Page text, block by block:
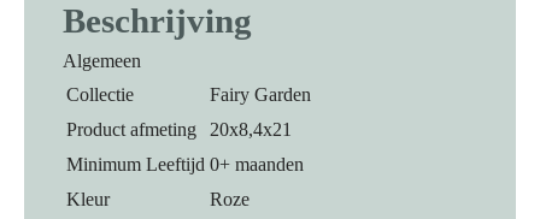
Garden
Beschrijving
Algemeen
Collectie
Fairy Garden
Product afmeting
20x8,4x21
Minimum Leeftijd 0+ maanden
Kleur
Roze